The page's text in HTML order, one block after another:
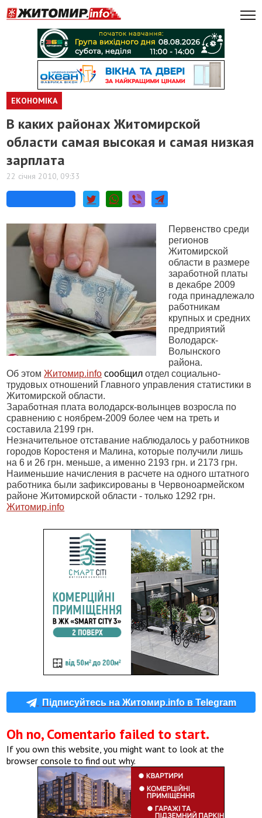
ЕКОНОМІКА
В каких районах Житомирской
области самая высокая и самая низкая
зарплата
22 січня 2010, 09:33
Первенство среди
регионов
Житомирской
области в размере
заработной платы
в декабре 2009
года принадлежало
работникам
крупных и средних
предприятий
Володарск-
Волынского
района.
Об этомЖитомир.info сообщил отдел социально-
трудовых отношений Главного управления статистики в
Житомирской области.
Заработная плата володарск-волынцев возросла по
сравнению с ноябрем-2009 более чем на треть и
составила 2199 грн.
Незначительное отставание наблюдалось у работников
городов Коростеня и Малина, которые получили лишь
на 6 и 26 грн. меньше, а именно 2193 грн. и 2173 грн.
Наименьшие начисления в расчете на одного штатного
работника были зафиксированы в Червоноармейском
районе Житомирской области - только 1292 грн.
Житомир.info
Підписуйтесь на Житомир.info в Telegram
Oh no, Comentario failed to start.
If you own this website, you might want to look at the
browser console to find out why.